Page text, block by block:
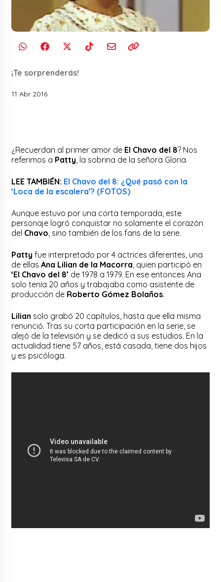
¡Te sorprenderás!
11 Abr 2016
¿Recuerdan al primer amor de El Chavo del 8? Nos
referimos a Patty , la sobrina de la señora Gloria.
LEE TAMBIÉN: El Chavo del 8: ¿Qué pasó con la
‘Loca de la escalera’? (FOTOS)
Aunque estuvo por una corta temporada, este
personaje logró conquistar no solamente el corazón
del Chavo , sino también de los fans de la serie.
Patty fue interpretado por 4 actrices diferentes, una
de ellasAna Lilian de la Macorra , quien participó en
‘El Chavo del 8’ de 1978 a 1979. En ese entonces Ana
solo tenía 20 años y trabajaba como asistente de
producción de Roberto Gómez Bolaños.
Lilian solo grabó 20 capítulos, hasta que ella misma
renunció. Tras su corta participación en la serie, se
alejó de la televisión y se dedicó a sus estudios. En la
actualidad tiene 57 años, está casada, tiene dos hijos
y es psicóloga.